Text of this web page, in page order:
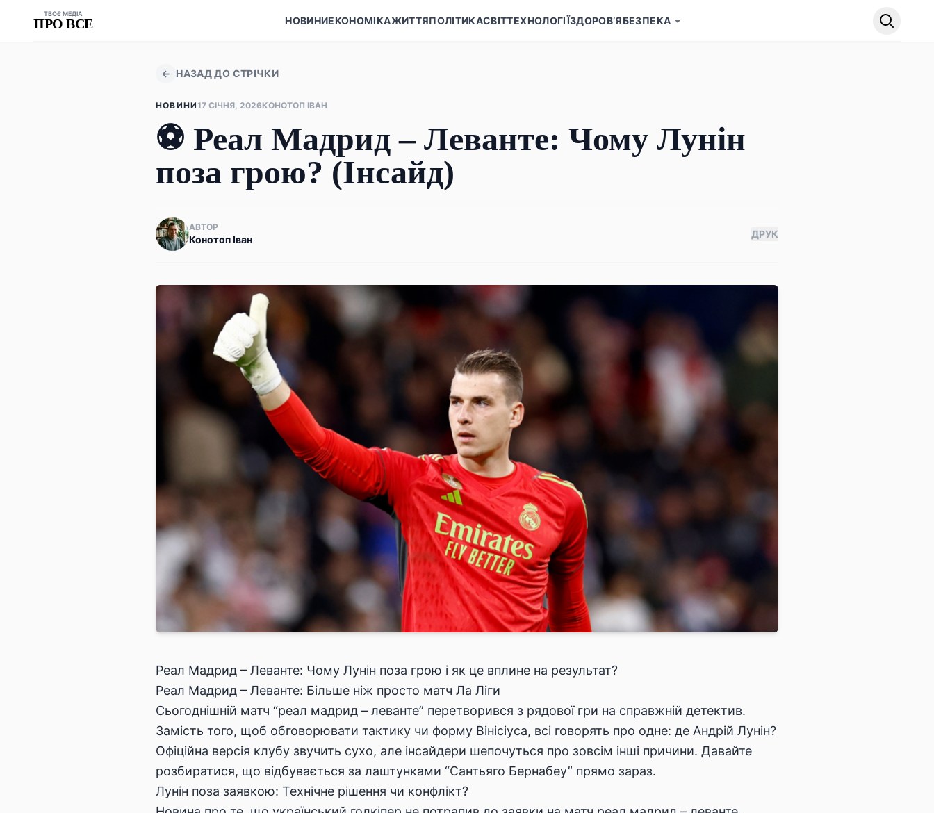
ТВОЄ МЕДІА
ПРО ВСЕ НОВИНИЕКОНОМІКАЖИТТЯПОЛІТИКАСВІТТЕХНОЛОГІЇЗДОРОВ’ЯБЕЗПЕКА
← НАЗАД ДО СТРІЧКИ
НОВИНИ17 СІЧНЯ, 2026КОНОТОП ІВАН
⚽ Реал Мадрид – Леванте: Чому Лунін
поза грою? (Інсайд)
АВТОР
Конотоп Іван ДРУК
Реал Мадрид – Леванте: Чому Лунін поза грою і як це вплине на результат?
Реал Мадрид – Леванте: Більше ніж просто матч Ла Ліги
Сьогоднішній матч “реал мадрид – леванте” перетворився з рядової гри на справжній детектив.
Замість того, щоб обговорювати тактику чи форму Вінісіуса, всі говорять про одне: де Андрій Лунін?
Офіційна версія клубу звучить сухо, але інсайдери шепочуться про зовсім інші причини. Давайте
розбиратися, що відбувається за лаштунками “Сантьяго Бернабеу” прямо зараз.
Лунін поза заявкою: Технічне рішення чи конфлікт?